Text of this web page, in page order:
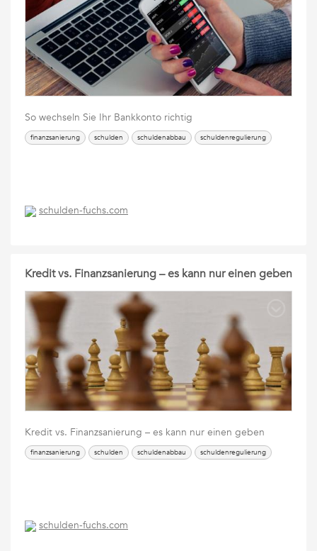
So wechseln Sie Ihr Bankkonto richtig
finanzsanierung schulden schuldenabbau schuldenregulierung
schulden-fuchs.com
Kredit vs. Finanzsanierung – es kann nur einen geben
Kredit vs. Finanzsanierung – es kann nur einen geben
finanzsanierung schulden schuldenabbau schuldenregulierung
schulden-fuchs.com